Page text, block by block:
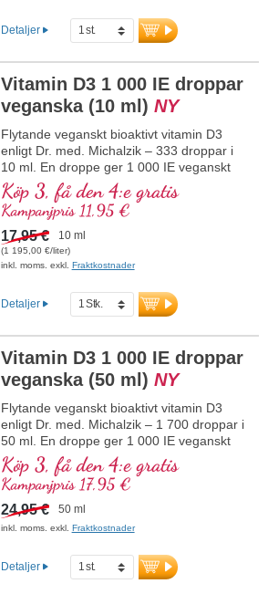
benstomme, bidrar till normal
muskelfunktion samt till immunsystemets
utan genteknik i egen kontrollerad
produktion som har funnits i 25 år,
veganskt, utan tillsatser och
mer information om vitamin D3 + K2
Detaljer
Vitamin D3 1 000 IE droppar
veganska (10 ml) NY
Flytande veganskt bioaktivt vitamin D3
enligt Dr. med. Michalzik – 333 droppar i
10 ml. En droppe ger 1 000 IE veganskt
vitamin D3. Högsta premiumkvalitet från
högkvalitativa kontrollerade lavar (inte
från alger!) helt växtbaserat 100 %
veganskt. Upplöst i skyddande kokos-
MCT-olja odlad utan pesticider för bättre
biotillgänglighet. Denna optimala
normal benstomme, bidrar till normal
muskelfunktion samt till immunsystemets
utan genteknik i egen kontrollerad
produktion som har funnits i 25 år,
veganskt, utan tillsatser och
mer information om vitamin D3 + K2
Köp 3, få den 4:e gratis
Kampanjpris 11,95 €
17,95 € 10 ml
(1 195,00 €/liter)
inkl. moms. exkl. Fraktkostnader
Detaljer
Vitamin D3 1 000 IE droppar
veganska (50 ml) NY
Flytande veganskt bioaktivt vitamin D3
enligt Dr. med. Michalzik – 1 700 droppar i
50 ml. En droppe ger 1 000 IE veganskt
vitamin D3. Högsta premiumkvalitet från
högkvalitativa kontrollerade lavar (inte
från alger!) helt växtbaserat, 100 %
veganskt. Löst i skyddande kokos-MCT-
olja, odlad utan pesticider, för bättre
kombination stödjer bibehållandet av
normal benstomme, bidrar till normal
Köp 3, få den 4:e gratis
Kampanjpris 17,95 €
24,95 € 50 ml
inkl. moms. exkl. Fraktkostnader
Detaljer